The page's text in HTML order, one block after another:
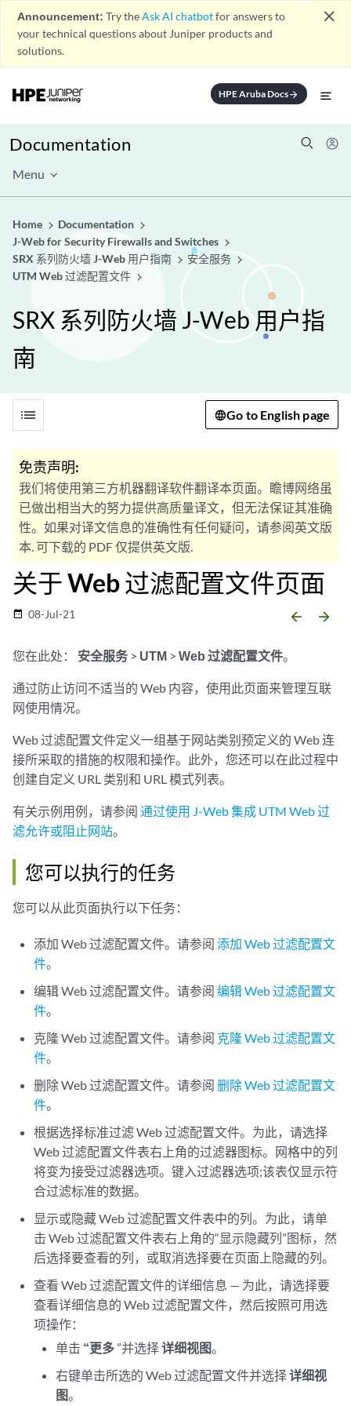
Announcement: Try theAsk AI chatbotfor answers to
your technical questions about Juniper products and
solutions.
close
HPE Aruba Docsarrow_forward
Documentation
Menu
Home
Documentation
J-Web for Security Firewalls and Switches
SRX 系列防火墙 J-Web 用户指南
安全服务
UTM Web 过滤配置文件
SRX 系列防火墙 J-Web 用户指
南
list Go to English page
免责声明:
我们将使用第三方机器翻译软件翻译本页面。瞻博网络虽
已做出相当大的努力提供高质量译文，但无法保证其准确
性。如果对译文信息的准确性有任何疑问，请参阅英文版
本. 可下载的 PDF 仅提供英文版.
关于 Web 过滤配置文件页面
date_range 08-Jul-21 arrow_backward arrow_forward
您在此处： 安全服务 > UTM > Web 过滤配置文件。
通过防止访问不适当的 Web 内容，使用此页面来管理互联
网使用情况。
Web 过滤配置文件定义一组基于网站类别预定义的 Web 连
接所采取的措施的权限和操作。此外，您还可以在此过程中
创建自定义 URL 类别和 URL 模式列表。
有关示例用例，请参阅 通过使用 J-Web 集成 UTM Web 过
滤允许或阻止网站。
您可以执行的任务
您可以从此页面执行以下任务：
添加 Web 过滤配置文件。请参阅添加 Web 过滤配置文
件。
编辑 Web 过滤配置文件。请参阅编辑 Web 过滤配置文
件。
克隆 Web 过滤配置文件。请参阅 克隆 Web 过滤配置文
件。
删除 Web 过滤配置文件。请参阅删除 Web 过滤配置文
件。
根据选择标准过滤 Web 过滤配置文件。为此，请选择
Web 过滤配置文件表右上角的过滤器图标。网格中的列
将变为接受过滤器选项。键入过滤器选项;该表仅显示符
合过滤标准的数据。
显示或隐藏 Web 过滤配置文件表中的列。为此，请单
击 Web 过滤配置文件表右上角的“显示隐藏列”图标，然
后选择要查看的列，或取消选择要在页面上隐藏的列。
查看 Web 过滤配置文件的详细信息 — 为此，请选择要
查看详细信息的 Web 过滤配置文件，然后按照可用选
项操作：
单击 “更多”并选择详细视图。
右键单击所选的 Web 过滤配置文件并选择详细视
图。